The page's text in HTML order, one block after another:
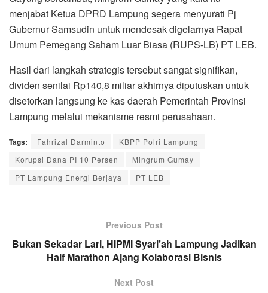
menjabat Ketua DPRD Lampung segera menyurati Pj
Gubernur Samsudin untuk mendesak digelarnya Rapat
Umum Pemegang Saham Luar Biasa (RUPS-LB) PT LEB.
Hasil dari langkah strategis tersebut sangat signifikan,
dividen senilai Rp140,8 miliar akhirnya diputuskan untuk
disetorkan langsung ke kas daerah Pemerintah Provinsi
Lampung melalui mekanisme resmi perusahaan.
Tags: Fahrizal Darminto
KBPP Polri Lampung
Korupsi Dana PI 10 Persen
Mingrum Gumay
PT Lampung Energi Berjaya
PT LEB
Previous Post
Bukan Sekadar Lari, HIPMI Syari’ah Lampung Jadikan
Half Marathon Ajang Kolaborasi Bisnis
Next Post